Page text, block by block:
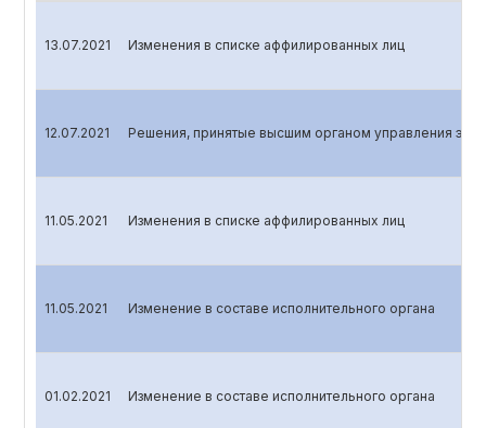
13.07.2021 Изменения в списке аффилированных лиц
12.07.2021 Решения, принятые высшим органом управления
11.05.2021 Изменения в списке аффилированных лиц
11.05.2021 Изменение в составе исполнительного органа
01.02.2021 Изменение в составе исполнительного органа